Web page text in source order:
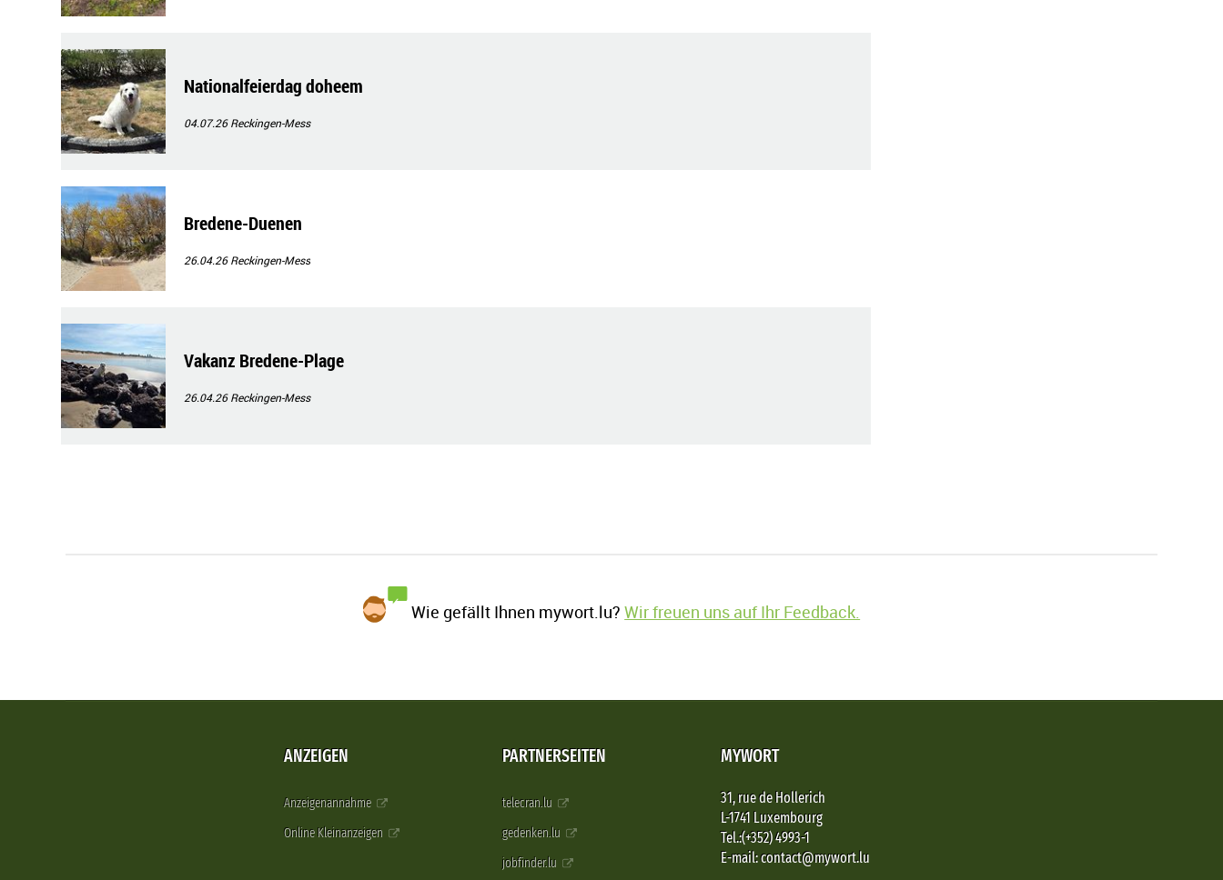
Nationalfeierdag doheem
04.07.26Reckingen-Mess
Bredene-Duenen
26.04.26Reckingen-Mess
Vakanz Bredene-Plage
26.04.26Reckingen-Mess
Wie gefällt Ihnen mywort.lu?Wir freuen uns auf Ihr Feedback.
ANZEIGEN
Anzeigenannahme
Online Kleinanzeigen
PARTNERSEITEN
telecran.lu
gedenken.lu
jobfinder.lu
MYWORT
31, rue de Hollerich
L-1741 Luxembourg
Tel.:(+352) 4993-1
E-mail: contact@mywort.lu